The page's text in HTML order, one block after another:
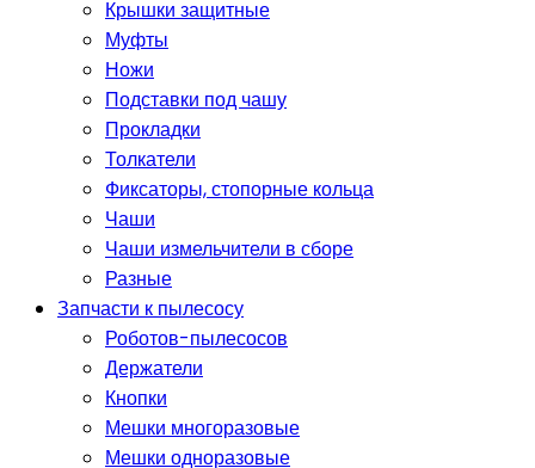
Крышки защитные
Муфты
Ножи
Подставки под чашу
Прокладки
Толкатели
Фиксаторы, стопорные кольца
Чаши
Чаши измельчители в сборе
Разные
Запчасти к пылесосу
Роботов-пылесосов
Держатели
Кнопки
Мешки многоразовые
Мешки одноразовые